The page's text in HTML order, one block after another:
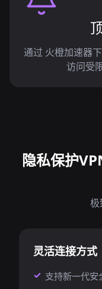
通过 火橙加速器
访问受
隐私保护
极
灵活连接方式
支持新一代安